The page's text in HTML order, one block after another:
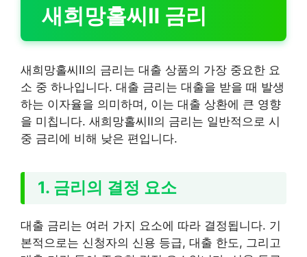
새희망홀씨Ⅱ 금리
새희망홀씨Ⅱ의 금리는 대출 상품의 가장 중요한 요
소 중 하나입니다. 대출 금리는 대출을 받을 때 발생
하는 이자율을 의미하며, 이는 대출 상환에 큰 영향
을 미칩니다. 새희망홀씨Ⅱ의 금리는 일반적으로 시
중 금리에 비해 낮은 편입니다.
1. 금리의 결정 요소
대출 금리는 여러 가지 요소에 따라 결정됩니다. 기
본적으로는 신청자의 신용 등급, 대출 한도, 그리고